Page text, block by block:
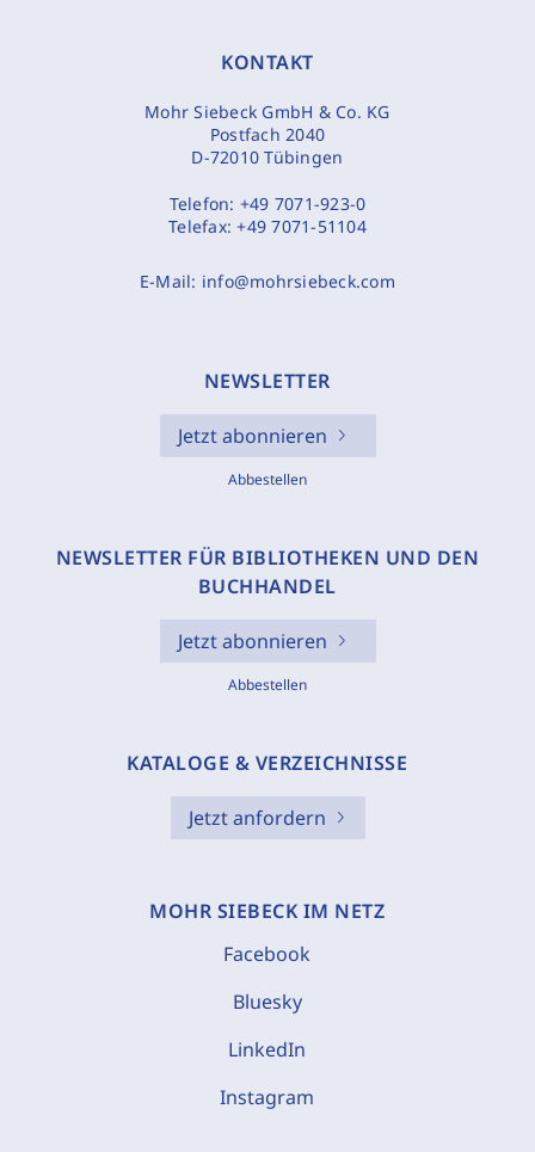
KONTAKT
Mohr Siebeck GmbH & Co. KG
Postfach 2040
D-72010 Tübingen
Telefon: +49 7071-923-0
Telefax:+49 7071-51104
E-Mail: info@mohrsiebeck.com
NEWSLETTER
Jetzt abonnieren
Abbestellen
NEWSLETTER FÜR BIBLIOTHEKEN UND DEN
BUCHHANDEL
Jetzt abonnieren
Abbestellen
KATALOGE & VERZEICHNISSE
Jetzt anfordern
MOHR SIEBECK IM NETZ
Facebook
Bluesky
LinkedIn
Instagram